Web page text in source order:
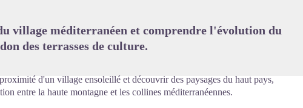
village méditerranéen et comprendre l'évolution du
des terrasses de culture.
d'un village ensoleillé et découvrir des paysages du haut pays,
entre la haute montagne et les collines méditerranéennes.